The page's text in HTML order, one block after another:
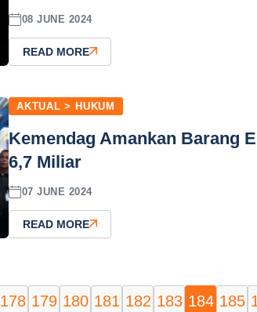
08 JUNE 2024
READ MORE
AKTUAL > HUKUM
Kemendag Amankan Barang
6,7 Miliar
07 JUNE 2024
READ MORE
178 179 180 181 182 183 184 185